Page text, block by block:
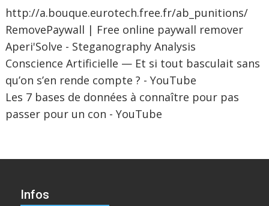
http://a.bouque.eurotech.free.fr/ab_punitions/
RemovePaywall | Free online paywall remover
Aperi'Solve - Steganography Analysis
Conscience Artificielle — Et si tout basculait sans
qu’on s’en rende compte ? - YouTube
Les 7 bases de données à connaître pour pas
passer pour un con - YouTube
Infos